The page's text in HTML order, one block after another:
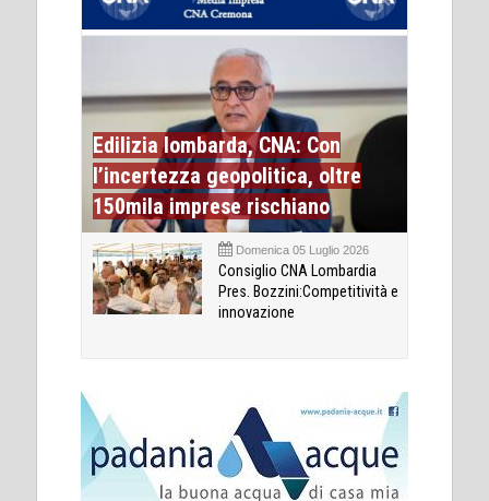
Edilizia lombarda, CNA: Con
l’incertezza geopolitica, oltre
150mila imprese rischiano
Domenica 05 Luglio 2026
Consiglio CNA Lombardia
Pres. Bozzini:Competitività e
innovazione